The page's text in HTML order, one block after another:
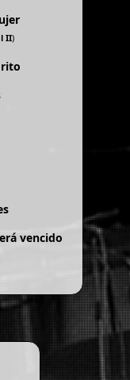
II)
vencido